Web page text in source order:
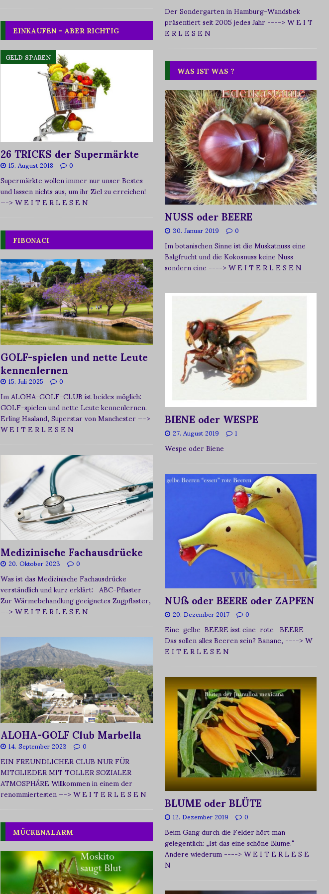
EINKAUFEN – ABER RICHTIG
GELD SPAREN
26 TRICKS der Supermärkte
15. August 2018 0
Supermärkte wollen immer nur unser Bestes
und lassen nichts aus, um ihr Ziel zu erreichen!
—-> W E I T E R L E S E N
FIBONACI
GOLF-spielen und nette Leute
kennenlernen
15. Juli 2025 0
Im ALOHA-GOLF-CLUB ist beides möglich:
GOLF-spielen und nette Leute kennenlernen.
Erling Haaland, Superstar von Manchester—->
W E I T E R L E S E N
Medizinische Fachausdrücke
20. Oktober 2023 0
Was ist das Medizinische Fachausdrücke
verständlich und kurz erklärt: ABC-Pflaster
Zur Wärmebehandlung geeignetes Zugpflaster,
—-> W E I T E R L E S E N
ALOHA-GOLF Club Marbella
14. September 2023 0
EIN FREUNDLICHER CLUB NUR FÜR
MITGLIEDER MIT TOLLER SOZIALER
ATMOSPHÄRE Willkommen in einem der
renommiertesten—-> W E I T E R L E S E N
MÜCKENALARM
Der Sondergarten in Hamburg-Wandsbek
präsentiert seit 2005 jedes Jahr----> W E I T
E R L E S E N
WAS IST WAS ?
NUSS oder BEERE
30. Januar 2019 0
Im botanischen Sinne ist die Muskatnuss eine
Balgfrucht und die Kokosnuss keine Nuss
sondern eine----> W E I T E R L E S E N
BIENE oder WESPE
27. August 2019 1
Wespe oder Biene
NUß oder BEERE oder ZAPFEN
20. Dezember 2017 0
Eine gelbe BEERE isst eine rote BEERE
Das sollen alles Beeren sein? Banane,----> W
E I T E R L E S E N
BLUME oder BLÜTE
12. Dezember 2019 0
Beim Gang durch die Felder hört man
gelegentlich: „Ist das eine schöne Blume.“
Andere wiederum----> W E I T E R L E S E
N